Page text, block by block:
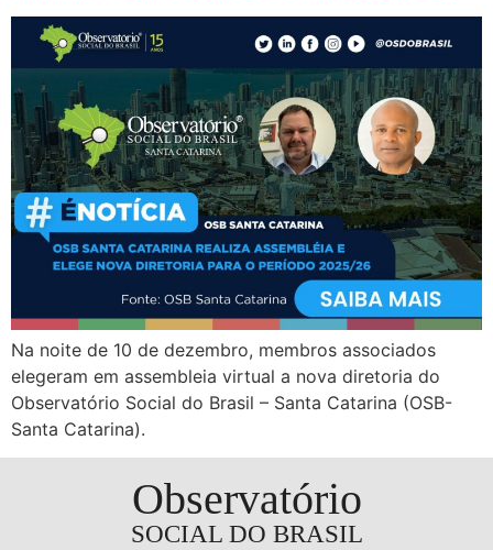
Na noite de 10 de dezembro, membros associados
elegeram em assembleia virtual a nova diretoria do
Observatório Social do Brasil – Santa Catarina (OSB-
Santa Catarina).
Observatório
SOCIAL DO BRASIL